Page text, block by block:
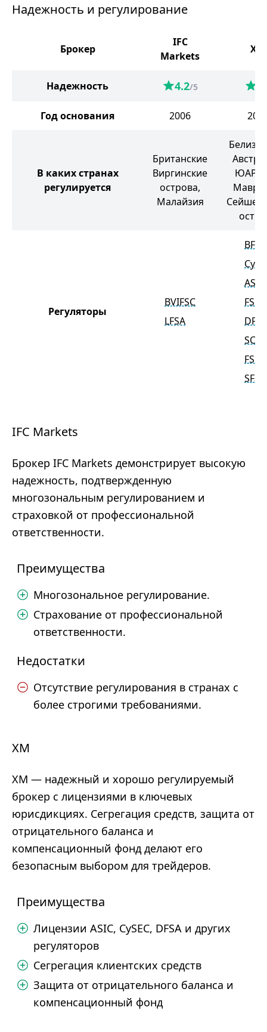
Надежность и регулирование
Брокер
IFC
Markets
XM
Надежность 4.2/5
Год основания 2006
В каких странах
регулируется
Британские
Виргинские
острова,
Малайзия
Белиз,
ЮАР,
Регуляторы
BVIFSC
LFSA
BFSC
ASIC
FSCA
DFSA
SCA
FSC
SFSA
IFC Markets
Брокер IFC Markets демонстрирует высокую
надежность, подтвержденную
многозональным регулированием и
страховкой от профессиональной
ответственности.
Преимущества
Многозональное регулирование.
Страхование от профессиональной
ответственности.
Недостатки
Отсутствие регулирования в странах с
более строгими требованиями.
XM
XM — надежный и хорошо регулируемый
брокер с лицензиями в ключевых
юрисдикциях. Сегрегация средств, защита от
отрицательного баланса и
компенсационный фонд делают его
безопасным выбором для трейдеров.
Преимущества
Лицензии ASIC, CySEC, DFSA и других
регуляторов
Сегрегация клиентских средств
Защита от отрицательного баланса и
компенсационный фонд